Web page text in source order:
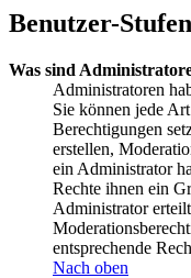
Benutzer-
Was sind
Administratoren
Sie können jede
Berechtigungen
erstellen,
ein Administrator
Rechte ihnen ein
Administrator
entsprechende
Nach oben